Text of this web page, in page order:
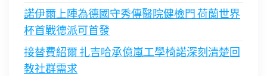
諾伊爾上陣為德國守秀傳醫院健檢門 荷蘭世界
杯首戰德派可首發
接替費紹爾 扎吉哈承億嵐工學椅諾深刻清楚回
教社群需求